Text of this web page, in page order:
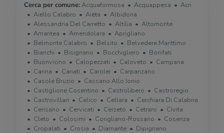
Cerca per comune:Acquaformosa Acquappesa
Acri
Aiello Calabro
Aieta
Albidona
Alessandria Del Carretto
Altilia
Altomonte
Amantea
Amendolara
Aprigliano
Belmonte Calabro
Belsito
Belvedere Marittimo
Bianchi
Bisignano Bocchigliero
Bonifati
Buonvicino
Calopezzati Caloveto
Campana
Canna
Cariati Carolei
Carpanzano
Casole Bruzio
Cassano Allo Ionio
Castiglione Cosentino
Castrolibero
Castroregio
Castrovillari
Celico Cellara
Cerchiara Di Calabria
Cerisano
Cervicati Cerzeto Cetraro
Civita
Cleto
Colosimi Corigliano-Rossano
Cosenza
Cropalati
Crosia Diamante
Dipignano